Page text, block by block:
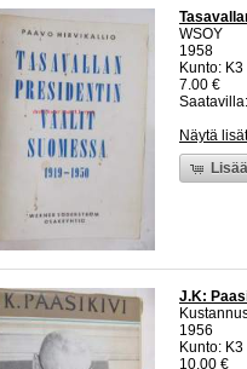
WSOY
1958
Kunto:
7.00 €
Näytä
J.K:
1956
Kunto:
10.00 €